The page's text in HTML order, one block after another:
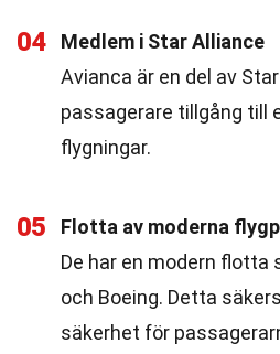
04
Medlem i Star Alliance
Avianca är en del av
passagerare tillgång till
flygningar.
05
Flotta av moderna
De har en modern flotta
och Boeing. Detta
säkerhet för